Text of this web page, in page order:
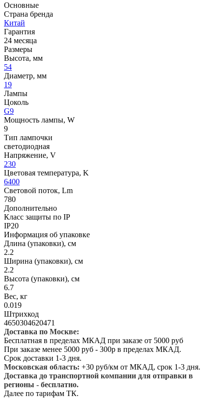
Основные
Страна бренда
Китай
Гарантия
24 месяца
Размеры
Высота, мм
54
Диаметр, мм
19
Лампы
Цоколь
G9
Мощность лампы, W
9
Тип лампочки
светодиодная
Напряжение, V
230
Цветовая температура, K
6400
Световой поток, Lm
780
Дополнительно
Класс защиты по IP
IP20
Информация об упаковке
Длина (упаковки), см
2.2
Ширина (упаковки), см
2.2
Высота (упаковки), см
6.7
Вес, кг
0.019
Штрихкод
4650304620471
Доставка по Москве:
Бесплатная в пределах МКАД при заказе от 5000 руб
При заказе менее 5000 руб - 300р в пределах МКАД.
Срок доставки 1-3 дня.
Московская область: +30 руб/км от МКАД, срок 1-3 дня.
Доставка до транспортной компании для отправки в
регионы - бесплатно.
Далее по тарифам ТК.